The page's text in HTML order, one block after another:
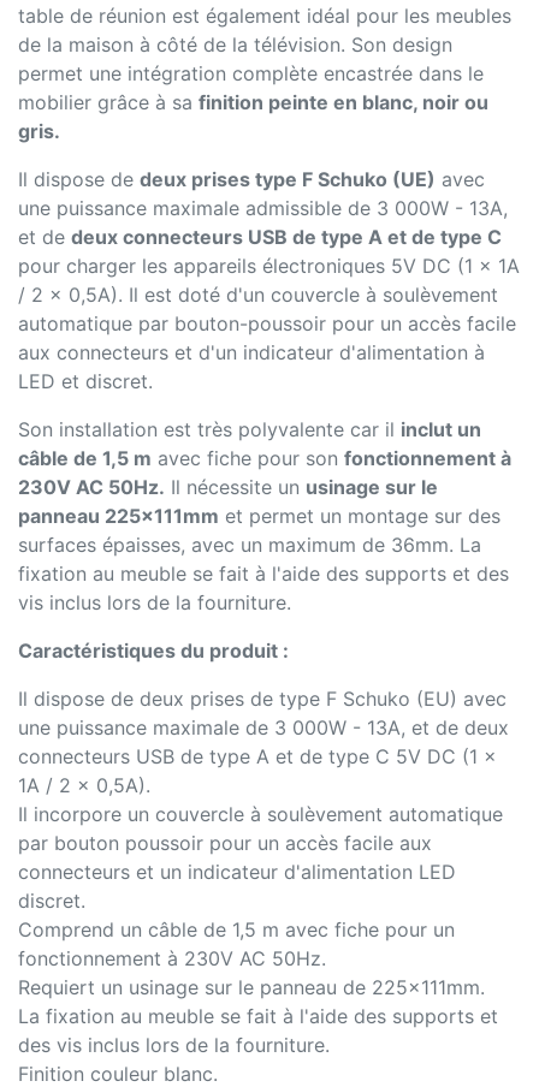
table de réunion est également idéal pour les meubles
de la maison à côté de la télévision. Son design
permet une intégration complète encastrée dans le
mobilier grâce à sa finition peinte en blanc, noir ou
gris.
Il dispose de deux prises type F Schuko (UE) avec
une puissance maximale admissible de 3 000W - 13A,
et de deux connecteurs USB de type A et de type C
pour charger les appareils électroniques 5V DC (1 x 1A
/ 2 x 0,5A). Il est doté d'un couvercle à soulèvement
automatique par bouton-poussoir pour un accès facile
aux connecteurs et d'un indicateur d'alimentation à
LED et discret.
Son installation est très polyvalente car il inclut un
câble de 1,5 m avec fiche pour son fonctionnement à
230V AC 50Hz. Il nécessite un usinage sur le
panneau 225x111mm et permet un montage sur des
surfaces épaisses, avec un maximum de 36mm. La
fixation au meuble se fait à l'aide des supports et des
vis inclus lors de la fourniture.
Caractéristiques du produit :
Il dispose de deux prises de type F Schuko (EU) avec
une puissance maximale de 3 000W - 13A, et de deux
connecteurs USB de type A et de type C 5V DC (1 x
1A / 2 x 0,5A).
Il incorpore un couvercle à soulèvement automatique
par bouton poussoir pour un accès facile aux
connecteurs et un indicateur d'alimentation LED
discret.
Comprend un câble de 1,5 m avec fiche pour un
fonctionnement à 230V AC 50Hz.
Requiert un usinage sur le panneau de 225x111mm.
La fixation au meuble se fait à l'aide des supports et
des vis inclus lors de la fourniture.
Finition couleur blanc.